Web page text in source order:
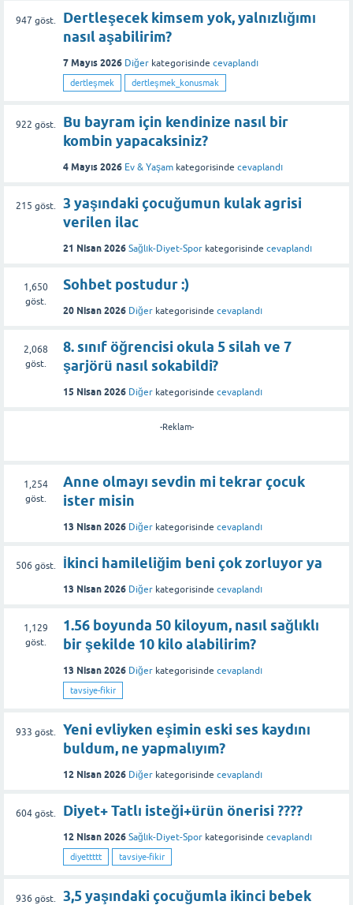
947 göst.
Dertleşecek kimsem yok, yalnızlığımı
nasıl aşabilirim?
7 Mayıs 2026 Diğer kategorisinde cevaplandı
dertleşmek dertleşmek_konusmak
922 göst.
Bu bayram için kendinize nasıl bir
kombin yapacaksiniz?
4 Mayıs 2026 Ev & Yaşam kategorisinde cevaplandı
215 göst.
3 yaşındaki çocuğumun kulak agrisi
verilen ilac
21 Nisan 2026 Sağlık-Diyet-Spor kategorisinde cevaplandı
1,650
göst.
Sohbet postudur :)
20 Nisan 2026 Diğer kategorisinde cevaplandı
2,068
göst.
8. sınıf öğrencisi okula 5 silah ve 7
şarjörü nasıl sokabildi?
15 Nisan 2026 Diğer kategorisinde cevaplandı
-Reklam-
1,254
göst.
Anne olmayı sevdin mi tekrar çocuk
ister misin
13 Nisan 2026 Diğer kategorisinde cevaplandı
506 göst. İkinci hamileliğim beni çok zorluyor ya
13 Nisan 2026 Diğer kategorisinde cevaplandı
1,129
göst.
1.56 boyunda 50 kiloyum, nasıl sağlıklı
bir şekilde 10 kilo alabilirim?
13 Nisan 2026 Diğer kategorisinde cevaplandı
tavsiye-fikir
933 göst.
Yeni evliyken eşimin eski ses kaydını
buldum, ne yapmalıyım?
12 Nisan 2026 Diğer kategorisinde cevaplandı
604göst. Diyet+ Tatlı isteği+ürün önerisi ????
12 Nisan 2026 Sağlık-Diyet-Spor kategorisinde cevaplandı
diyettttt tavsiye-fikir
936 göst.
3,5 yaşındaki çocuğumla ikinci bebek